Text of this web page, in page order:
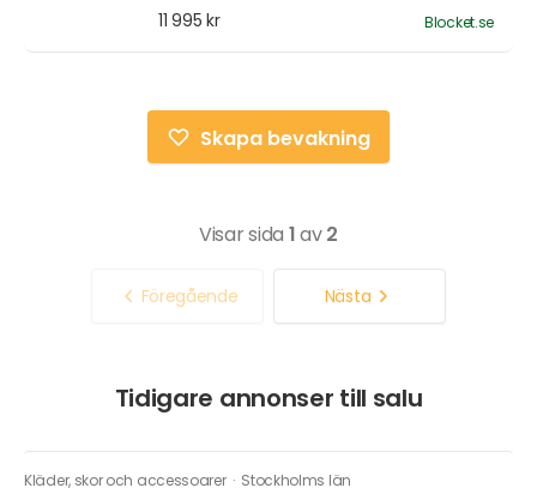
11 995 kr
Blocket.se
Skapa bevakning
Visar sida 1av2
Föregående Nästa
Tidigare annonser till salu
Kläder, skor och accessoarer · Stockholms län